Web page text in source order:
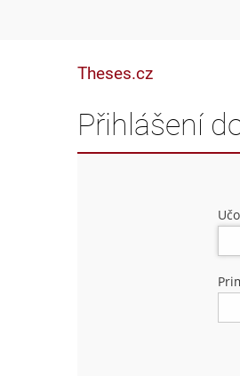
Theses.cz
Přihlášení